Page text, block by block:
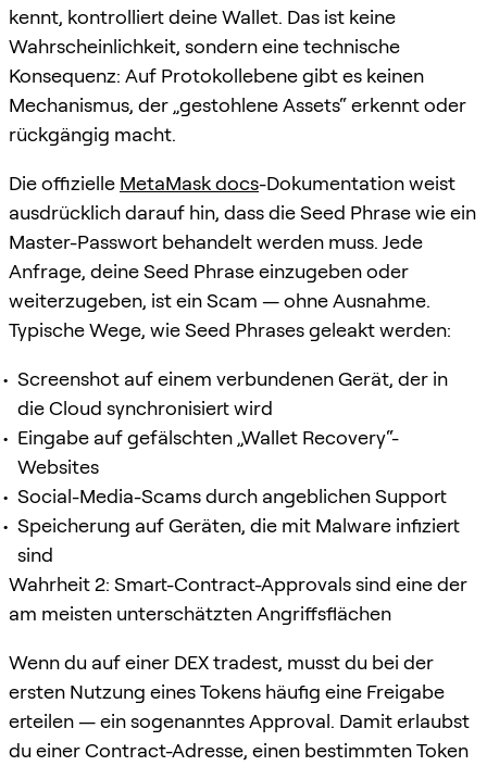
kennt, kontrolliert deine Wallet. Das ist keine
Wahrscheinlichkeit, sondern eine technische
Konsequenz: Auf Protokollebene gibt es keinen
Mechanismus, der „gestohlene Assets“ erkennt oder
rückgängig macht.
Die offizielle MetaMask docs-Dokumentation weist
ausdrücklich darauf hin, dass die Seed Phrase wie ein
Master-Passwort behandelt werden muss. Jede
Anfrage, deine Seed Phrase einzugeben oder
weiterzugeben, ist ein Scam — ohne Ausnahme.
Typische Wege, wie Seed Phrases geleakt werden:
Screenshot auf einem verbundenen Gerät, der in
die Cloud synchronisiert wird
Eingabe auf gefälschten „Wallet Recovery“-
Websites
Social-Media-Scams durch angeblichen Support
Speicherung auf Geräten, die mit Malware infiziert
sind
Wahrheit 2: Smart-Contract-Approvals sind eine der
am meisten unterschätzten Angriffsflächen
Wenn du auf einer DEX tradest, musst du bei der
ersten Nutzung eines Tokens häufig eine Freigabe
erteilen — ein sogenanntes Approval. Damit erlaubst
du einer Contract-Adresse, einen bestimmten Token